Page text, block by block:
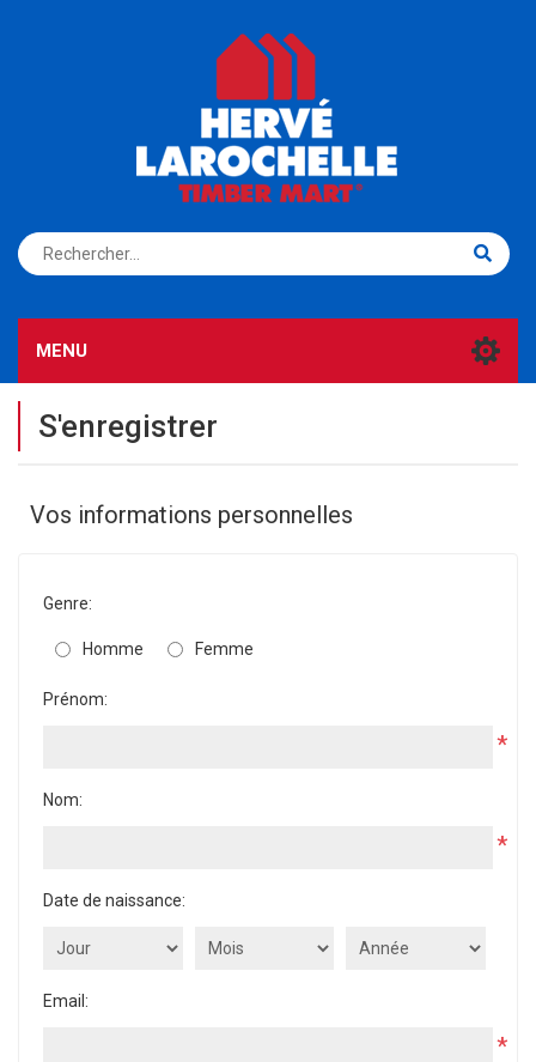
S'ENREGISTRER CONNEXION
MENU
S'enregistrer
Vos informations personnelles
Genre:
Homme Femme
Prénom:
*
Nom:
*
Date de naissance:
Email:
*